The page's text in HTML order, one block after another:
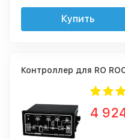
Купить
Контроллер для RO
4